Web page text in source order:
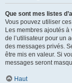
Que sont mes listes
Vous pouvez utiliser
Les membres ajoutés à
de l’utilisateur pour un
des messages privés.
être mis en valeur. Si
messages seront
Haut